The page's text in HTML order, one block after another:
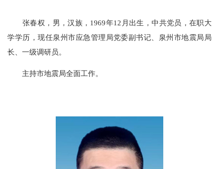
张春权， 男，汉族， 1969年12 月出生，中共党员，在职大
学学历，现任泉州市应急管理局党委副书记、泉州市地震局局
长、一级调研员。
主持市地震局全面工作。